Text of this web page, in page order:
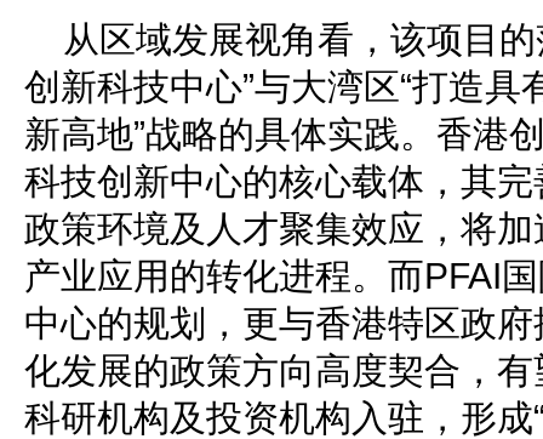
从区域发展视角看，该项目
创新科技中心”与大湾区“打造
新高地”战略的具体实践。香港
科技创新中心的核心载体，其
政策环境及人才聚集效应，将
产业应用的转化进程。而PFAI
中心的规划，更与香港特区政
化发展的政策方向高度契合，
科研机构及投资机构入驻，形成